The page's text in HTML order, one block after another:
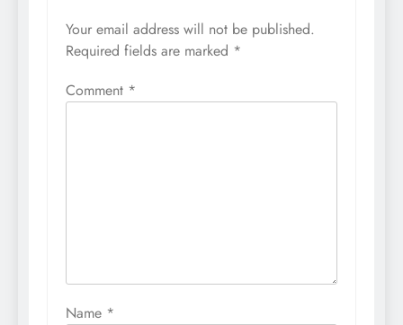
Your email address will not be published.
Required fields are marked *
Comment *
Name *